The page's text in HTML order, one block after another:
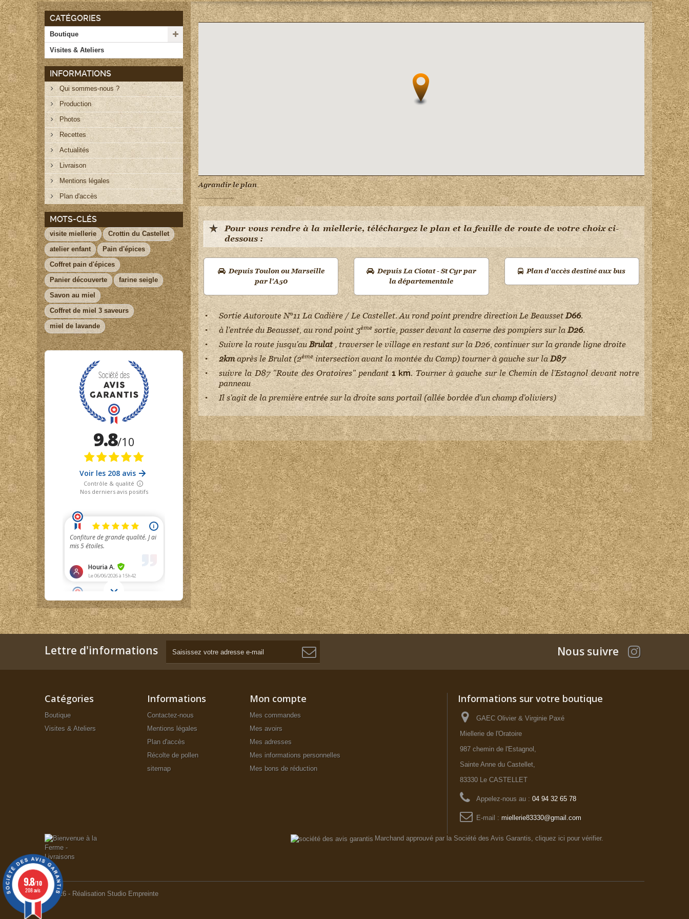
CATÉGORIES
Boutique
Visites & Ateliers
INFORMATIONS
Qui sommes-nous ?
Production
Photos
Recettes
Actualités
Livraison
Mentions légales
Plan d'accès
MOTS-CLÉS
visite miellerie
Crottin du Castellet
atelier enfant
Pain d'épices
Coffret pain d'épices
Panier découverte
farine seigle
Savon au miel
Coffret de miel 3 saveurs
miel de lavande
Agrandir le plan
Pour vous rendre à la miellerie, téléchargez le plan et la feuille de route de votre choix ci-
dessous :
Depuis Toulon ou Marseille
par l'A50
Depuis La Ciotat - St Cyr par
la départementale
Plan d'accès destiné aux bus
Sortie Autoroute N°11 La Cadière / Le Castellet. Au rond point prendre direction Le BeaussetD66.
à l'entrée du Beausset, au rond point 3ème sortie, passer devant la caserne des pompiers sur laD26.
Suivre la route jusqu'auBrulat, traverser le village en restant sur la D26, continuer sur la grande ligne droite
2kmaprès le Brulat (2èmeintersection avant la montée du Camp) tourner à gauche sur laD87
suivre la D87 "Route des Oratoires" pendant1 km. Tourner à gauche sur le Chemin de l'Estagnol devant notre
panneau
Il s'agit de la première entrée sur la droite sans portail (allée bordée d'un champ d'oliviers)
Lettre d'informations Nous suivre
Catégories
Boutique
Visites & Ateliers
Informations
Contactez-nous
Mentions légales
Plan d'accès
Récolte de pollen
sitemap
© 2026 - Réalisation Studio Empreinte
Mon compte
Mes commandes
Mes avoirs
Mes adresses
Mes informations personnelles
Mes bons de réduction
Informations sur votre boutique
GAEC Olivier & Virginie Paxé
Miellerie de l'Oratoire
987 chemin de l'Estagnol,
Sainte Anne du Castellet,
83330 Le CASTELLET
Appelez-nous au : 04 94 32 65 78
E-mail : miellerie83330@gmail.com
Marchand approuvé par la Société des Avis Garantis, cliquez ici pour vérifier.
9.8/10
208 avis